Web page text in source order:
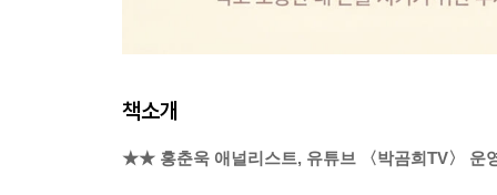
책소개
★★ 홍춘욱 애널리스트, 유튜브 〈박곰희TV〉